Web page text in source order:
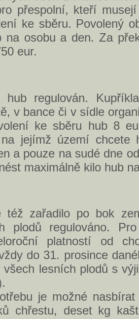
přespolní, kteří
ke sběru. Povolený
na osobu a den. Za
eur.
regulován.
v bance či v sídle
ke sběru hub 8
jejímž území chcete
a pouze na sudé dne
maximálně kilo hub
též zařadilo po bok
plodů regulováno.
platností od
do 31. prosince
všech lesních plodů s
je možné
chřestu, deset kg